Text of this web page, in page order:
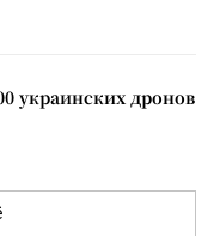
украинских дронов